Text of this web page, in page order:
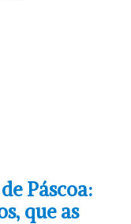
Páscoa:
que as